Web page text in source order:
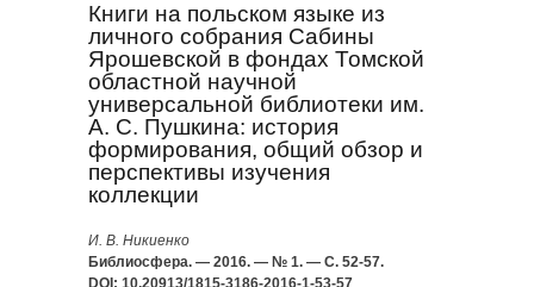
Книги на польском языке из
личного собрания Сабины
Ярошевской в фондах Томской
областной научной
универсальной библиотеки им.
А. С. Пушкина: история
формирования, общий обзор и
перспективы изучения
коллекции
И. В. Никиенко
Библиосфера. — 2016. — № 1. — С. 52-57.
DOI: 10.20913/1815-3186-2016-1-53-57